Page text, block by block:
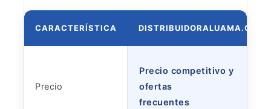
CARACTERÍSTICA DISTRIBUIDORALUAMA.COM
Precio
Precio competitivo y
ofertas
frecuentes